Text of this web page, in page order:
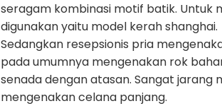
seragam kombinasi motif batik. Untuk
digunakan yaitu model kerah shanghai.
Sedangkan resepsionis pria
pada umumnya mengenakan rok
senada dengan atasan. Sangat jarang
mengenakan celana panjang.